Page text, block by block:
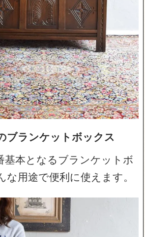
ブランケットボックス
基本となるブランケットボ
な用途で便利に使えます。